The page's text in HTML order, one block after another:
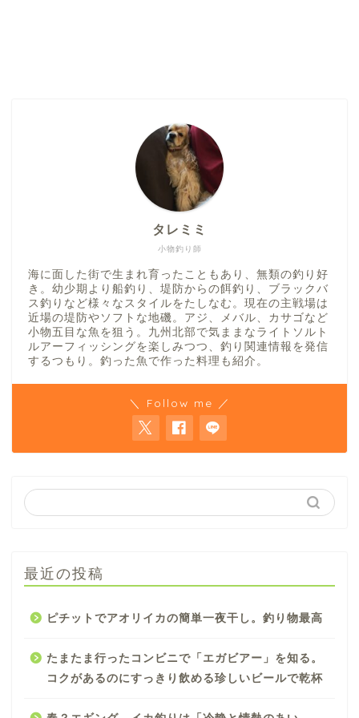
小物釣り師
タレミミ
海に面した街で生まれ育ったこともあり、無類の釣り好
き。幼少期より船釣り、堤防からの餌釣り、ブラックバ
ス釣りなど様々なスタイルをたしなむ。現在の主戦場は
近場の堤防やソフトな地磯。アジ、メバル、カサゴなど
小物五目な魚を狙う。九州北部で気ままなライトソルト
ルアーフィッシングを楽しみつつ、釣り関連情報を発信
するつもり。釣った魚で作った料理も紹介。
＼ Follow me ／
最近の投稿
ピチットでアオリイカの簡単一夜干し。釣り物最高
たまたま行ったコンビニで「エガビアー」を知る。
コクがあるのにすっきり飲める珍しいビールで乾杯